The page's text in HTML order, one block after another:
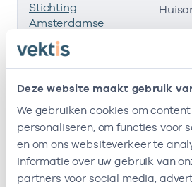
Deze website maakt gebruik
We gebruiken cookies om
personaliseren, om functies voor
en om ons websiteverkeer te
informatie over uw gebruik van
partners voor social media,
Ik ben werkzaam bij de
Stichting
Amsterdamse
Gezondheidscentra
Roha B.v.
Huisartsenpraktijk
Spaarndammerbuurt
Ik heb een arbeidsrelatie met